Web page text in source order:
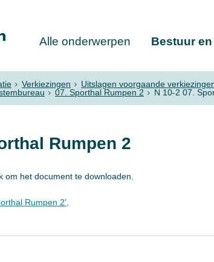
Alle onderwerpen Bestuur
Verkiezingen Uitslagen voorgaande
07. Sporthal Rumpen 2 N 10-2 07.
Rumpen 2
het document te downloaden.
Rumpen 2’,